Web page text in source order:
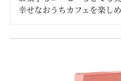
幸せなおうちカフェを楽し